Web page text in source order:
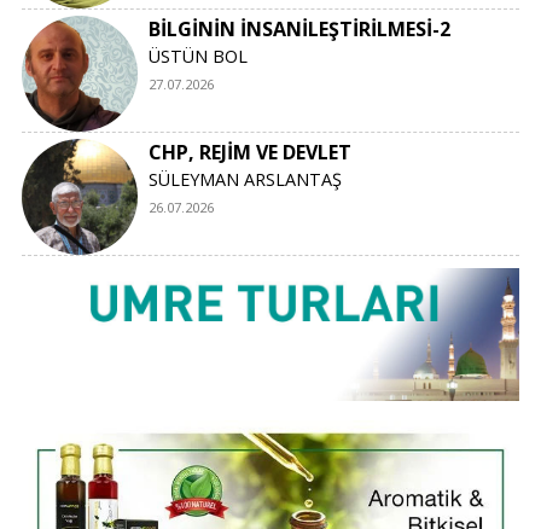
BİLGİNİN İNSANİLEŞTİRİLMESİ-2
ÜSTÜN BOL
27.07.2026
CHP, REJİM VE DEVLET
SÜLEYMAN ARSLANTAŞ
26.07.2026